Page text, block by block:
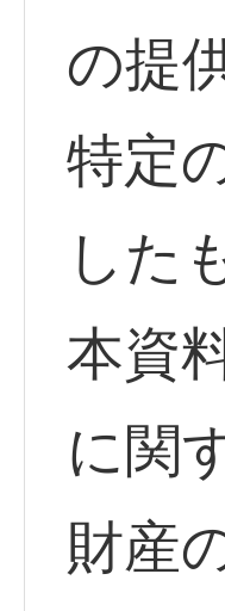
の提
特定
した
本資
に関
財産